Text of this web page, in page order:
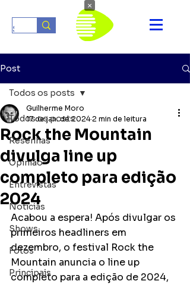
Post
Todos os posts
Resenhas
Opinião
Entrevistas
Notícias
Shows
Fotos
Principais
Todos os posts
Rock the Mountain
divulga line up
completo para edição
2024
Guilherme Moro
17 de jan. de 2024 2 min de leitura
Acabou a espera! Após divulgar os
primeiros headliners em
dezembro, o festival Rock the
Mountain anuncia o line up
completo para a edição de 2024,
×